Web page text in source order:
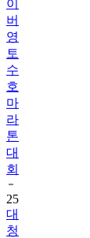
이
버
영
토
수
호
마
라
톤
대
회
25
대
청